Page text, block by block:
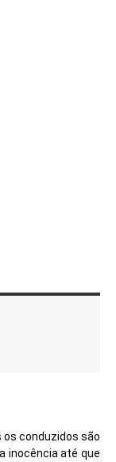
conduzidos são
inocência até que